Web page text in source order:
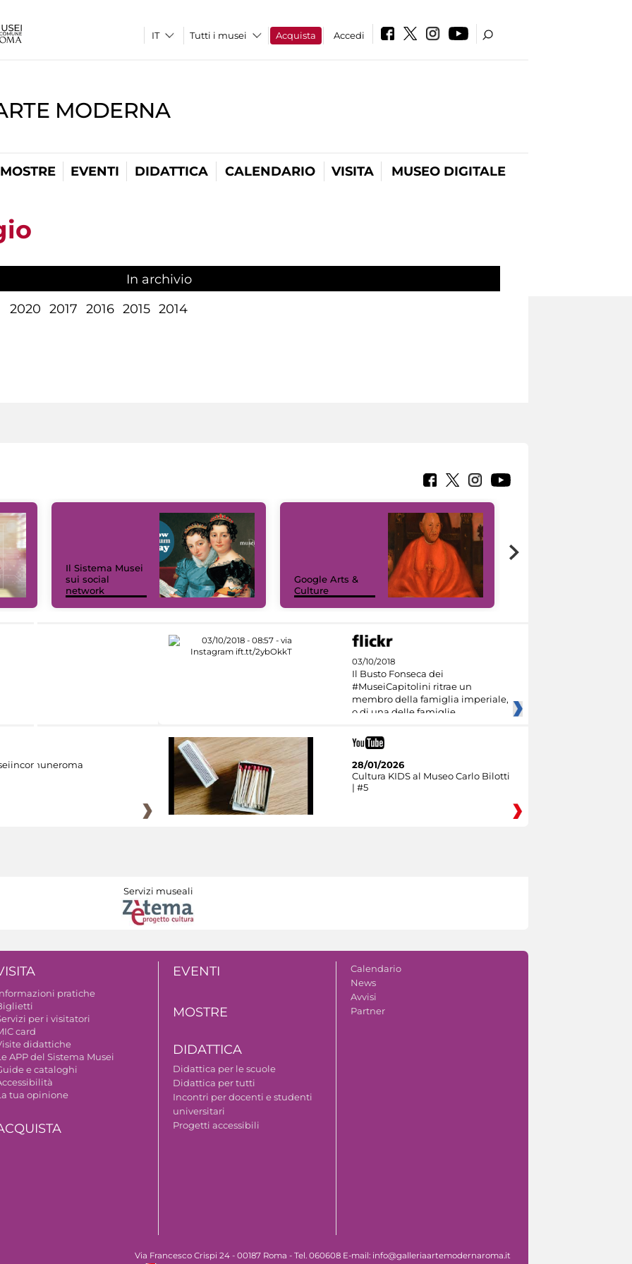
Tutti i musei Acquista Accedi
MODERNA
MOSTRE EVENTI DIDATTICA CALENDARIO VISITA MUSEO DIGITALE
In archivio
2020 2017 2016 2015 2014
Il Sistema Musei
sui social
network
Google Arts &
Culture
03/10/2018
Il Busto Fonseca dei
#MuseiCapitolini ritrae un
membro della famiglia imperiale,
o di una delle famiglie
28/01/2026
Cultura KIDS al Museo Carlo Bilotti
| #5
Servizi museali
pratiche
per i visitatori
card
didattiche
APP del Sistema Musei
e cataloghi
tua opinione
EVENTI
MOSTRE
DIDATTICA
Didattica per le scuole
Didattica per tutti
Incontri per docenti e studenti
universitari
Progetti accessibili
Calendario
News
Avvisi
Partner
Via Francesco Crispi 24 - 00187 Roma - Tel. 060608 E-mail: info@galleriaartemodernaroma.it